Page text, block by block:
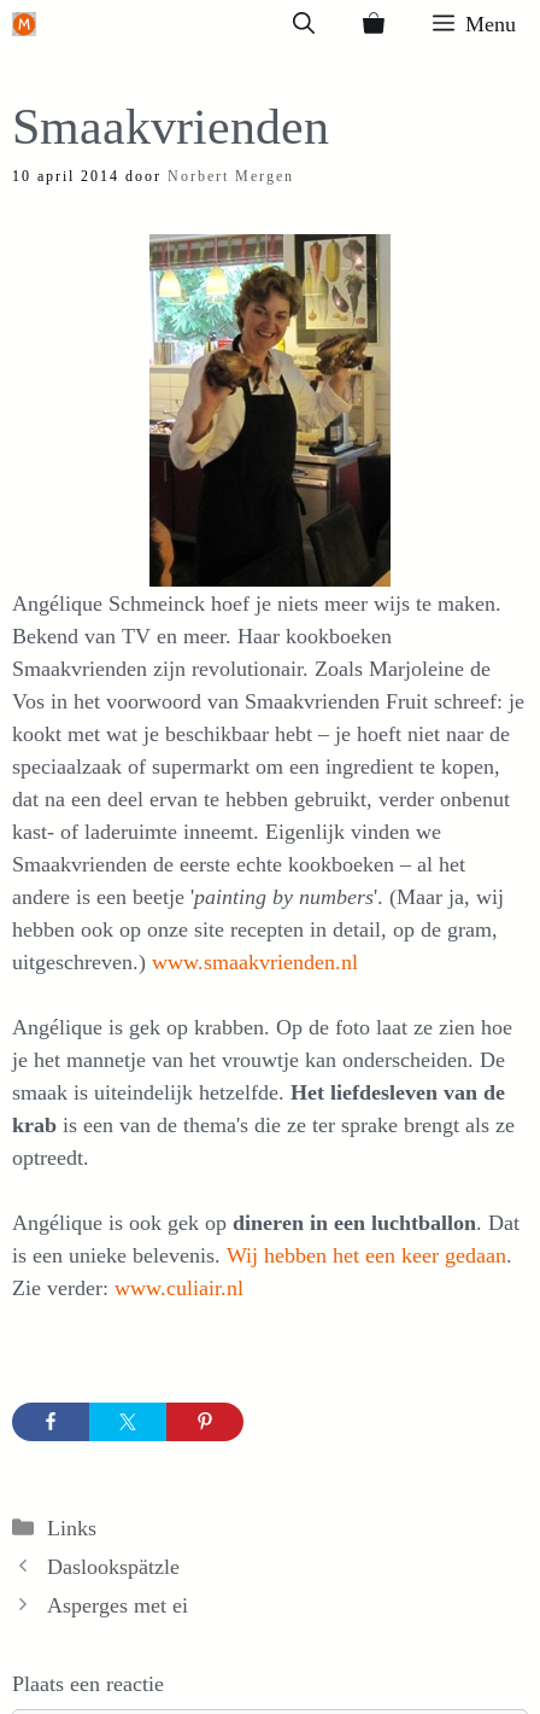
Ga
inhoud
Menu
Smaakvrienden
10 april 2014 door Norbert Mergen
Angélique Schmeinck hoef je niets meer wijs te maken.
Bekend van TV en meer. Haar kookboeken
Smaakvrienden zijn revolutionair. Zoals Marjoleine de
Vos in het voorwoord van Smaakvrienden Fruit schreef: je
kookt met wat je beschikbaar hebt – je hoeft niet naar de
speciaalzaak of supermarkt om een ingredient te kopen,
dat na een deel ervan te hebben gebruikt, verder onbenut
kast- of laderuimte inneemt. Eigenlijk vinden we
Smaakvrienden de eerste echte kookboeken – al het
andere is een beetje 'painting by numbers'. (Maar ja, wij
hebben ook op onze site recepten in detail, op de gram,
uitgeschreven.) www.smaakvrienden.nl
Angélique is gek op krabben. Op de foto laat ze zien hoe
je het mannetje van het vrouwtje kan onderscheiden. De
smaak is uiteindelijk hetzelfde. Het liefdesleven van de
krab is een van de thema's die ze ter sprake brengt als ze
optreedt.
Angélique is ook gek op dineren in een luchtballon. Dat
is een unieke belevenis. Wij hebben het een keer gedaan.
Zie verder: www.culiair.nl
Categorieën
Links
Daslookspätzle
Asperges met ei
Plaats een reactie